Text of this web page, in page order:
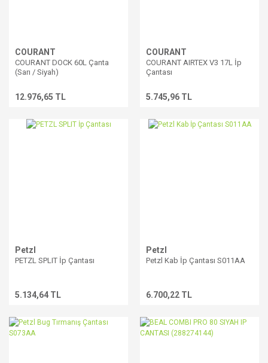
COURANT
COURANT DOCK 60L Çanta
(Sarı / Siyah)
12.976,65 TL
COURANT
COURANT AIRTEX V3 17L İp
Çantası
5.745,96 TL
Petzl
PETZL SPLIT İp Çantası
5.134,64 TL
Petzl
Petzl Kab İp Çantası S011AA
6.700,22 TL